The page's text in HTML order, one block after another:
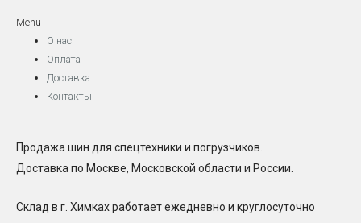
Menu
О нас
Оплата
Доставка
Контакты
Продажа шин для спецтехники и погрузчиков.
Доставка по Москве, Московской области и России.
Склад в г. Химках работает ежедневно и круглосуточно